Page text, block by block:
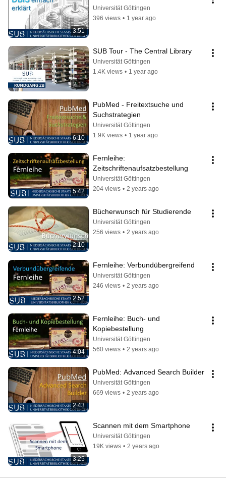
3:51
Universität Göttingen
396 views • 1 year ago
2:11
SUB Tour - The Central Library
Universität Göttingen
1.4K views • 1 year ago
6:10
PubMed - Freitextsuche und
Suchstrategien
Universität Göttingen
1.9K views • 1 year ago
5:42
Fernleihe:
Zeitschriftenaufsatzbestellung
Universität Göttingen
204 views • 2 years ago
2:10
Bücherwunsch für Studierende
Universität Göttingen
256 views • 2 years ago
2:52
Fernleihe: Verbundübergreifend
Universität Göttingen
246 views • 2 years ago
4:04
Fernleihe: Buch- und
Kopiebestellung
Universität Göttingen
560 views • 2 years ago
2:43
PubMed: Advanced Search Builder
Universität Göttingen
669 views • 2 years ago
3:25
Scannen mit dem Smartphone
Universität Göttingen
19K views • 2 years ago